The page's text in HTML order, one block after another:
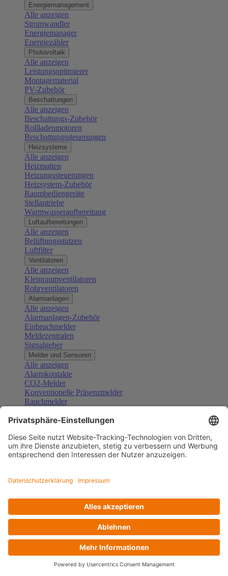
Energiemanagement
Alle anzeigen
Stromwandler
Energiemanager
Energiezähler
Photovoltaik
Alle anzeigen
Leistungsoptimierer
Montagematerial
PV-Zubehör
Beschattungen
Alle anzeigen
Beschattungs-Zubehör
Rollladenmotoren
Beschattungssteuerungen
Heizsysteme
Alle anzeigen
Heizmatten
Heizungssteuerungen
Heizsystem-Zubehör
Raumbediengeräte
Stellantriebe
Warmwasseraufbereitung
Luftaufbereitungen
Alle anzeigen
Belüftungsstutzen
Luftfilter
Ventilatoren
Alle anzeigen
Kleinraumventilatoren
Rohrventilatoren
Alarmanlagen
Alle anzeigen
Alarmanlagen-Zubehör
Einbruchmelder
Meldezentralen
Signalgeber
Melder und Sensoren
Alle anzeigen
Alarmkontakte
CO2-Melder
Konventionelle Präsenzmelder
Rauchmelder
Gefahrenmelder
Türsprechanlagen
Alle anzeigen
Außenstationen
Klingeltaster und Gongs
Sprechanlagen-Sets
Zubehör Türkommunikation
Videoüberwachung
Zubehör Videoüberwachung
Alle anzeigen